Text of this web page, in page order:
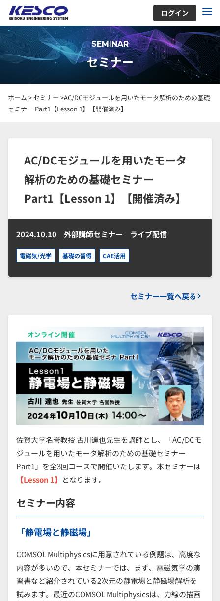
ログイン
SEMINAR
セミナー
ホーム >セミナー >AC/DCモジュールを用いたモータ解析のための基礎
セミナー Part1【Lesson 1】【開催済み】
AC/DCモジュールを用いたモータ
解析のための基礎セミナー
Part1【Lesson 1】【開催済み】
2024.10.10 外部講師セミナー ライブ配信
電磁気/光学 基礎の習得 CAE活用
セミナー一覧へ戻る
佐賀大学名誉教授 古川達也先生を講師とし、「AC/DCモ
ジュールを用いたモータ解析のための基礎セミナー
Part1」を全3回コースで開催いたします。本セミナーは
【Lesson 1】
となります。
セミナー内容
「静電場と静磁場」
COMSOL Multiphysicsに用意されている例題は、高度な
内容が多いので、本セミナーでは、まず、電磁気学の演
習書など紹介されている2次元の静電場と静磁場解析を
試みます。最近のCOMSOL Multiphysicsは、力線の描画